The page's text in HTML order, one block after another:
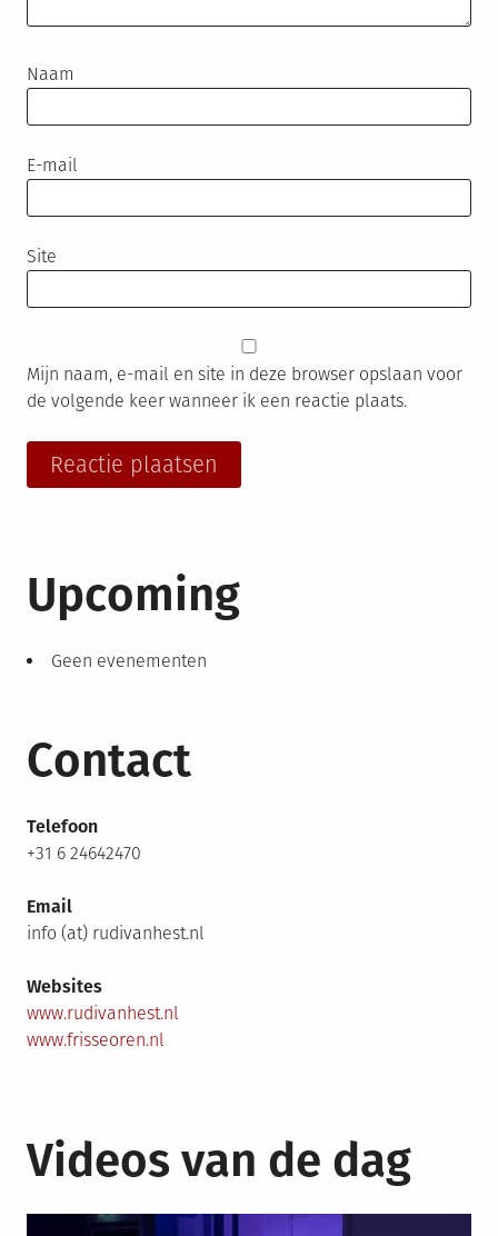
Naam
E-mail
Site
Mijn naam, e-mail en site in deze browser opslaan voor
de volgende keer wanneer ik een reactie plaats.
Upcoming
Geen evenementen
Contact
Telefoon
+31 6 24642470
Email
info (at) rudivanhest.nl
Websites
www.rudivanhest.nl
www.frisseoren.nl
Videos van de dag